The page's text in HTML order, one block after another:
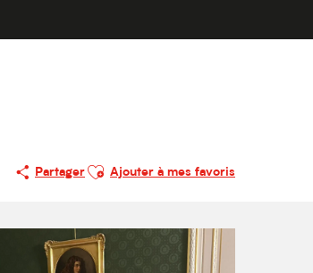
Partager
Ajouter aux favoris
Ajouter à mes favoris